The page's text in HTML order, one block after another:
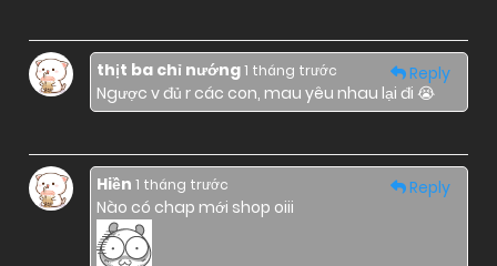
thịt ba chỉ nướng1 tháng trước
Ngược v đủ r các con, mau yêu nhau lại đi 😭
Reply
Hiền 1 tháng trước
Nào có chap mới shop oiii
Reply